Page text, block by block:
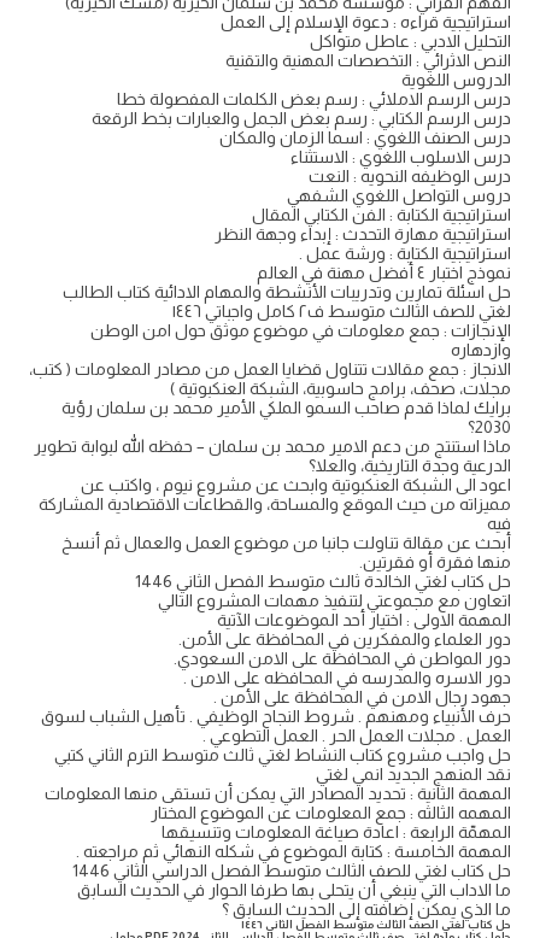
استراتيجية قراءه : دعوة الإسلام إلى العمل
التحليل الادبي : عاطل متواكل
النص الاثرائي : التخصصات المهنية والتقنية
الدروس اللغوية
درس الرسم الاملائي : رسم بعض الكلمات المفصولة خطا
درس الرسم الكتابي : رسم بعض الجمل والعبارات بخط الرقعة
درس الصنف اللغوي : اسما الزمان والمكان
درس الاسلوب اللغوي : الاستثناء
درس الوظيفه النحويه : النعت
دروس التواصل اللغوي الشفهي
استراتيجية الكتابة : الفن الكتابي المقال
استراتيجية مهارة التحدث : إبداء وجهة النظر
استراتيجية الكتابة : ورشة عمل .
نموذج اختبار ٤ أفضل مهنة في العالم
حل اسئلة تمارين وتدريبات الأنشطة والمهام الادائية كتاب الطالب
لغتي للصف الثالث متوسط ف٢ كامل واجباتي ١٤٤٦
الإنجازات : جمع معلومات في موضوع موثق حول امن الوطن
وازدهاره
الانجاز : جمع مقالات تتناول قضايا العمل من مصادر المعلومات ( کتب،
مجلات، صحف، برامج حاسوبية، الشبكة العنكبوتية )
برايك لماذا قدم صاحب السمو الملكي الأمير محمد بن سلمان رؤية
2030؟
ماذا استنتج من دعم الامير محمد بن سلمان – حفظه الله لبوابة تطوير
الدرعية وجدة التاريخية، والعلا؟
اعود الى الشبكة العنكبوتية وابحث عن مشروع نيوم ، واكتب عن
مميزاته من حيث الموقع والمساحة، والقطاعات الاقتصادية المشاركة
فيه
أبحث عن مقالة تناولت جانبا من موضوع العمل والعمال ثم أنسخ
منها فقرة أو فقرتين.
حل كتاب لغتي الخالدة ثالث متوسط الفصل الثاني 1446
اتعاون مع مجموعتي لتنفيذ مهمات المشروع التالي
المهمة الاولى : اختيار أحد الموضوعات الآتية
دور العلماء والمفكرين في المحافظة على الأمن.
دور المواطن في المحافظة على الامن السعودي.
دور الاسره والمدرسه في المحافظه على الامن .
جهود رجال الامن في المحافظة على الأمن .
حرف الأنبياء ومهنهم . شروط النجاح الوظيفي . تأهيل الشباب لسوق
العمل . مجلات العمل الحر . العمل التطوعي .
حل واجب مشروع كتاب النشاط لغتي ثالث متوسط الترم الثاني كتبي
نقد المنهج الجديد انمي لغتي
المهمة الثانية : تحديد المصادر التي يمكن أن تستقى منها المعلومات
المهمه الثالثه : جمع المعلومات عن الموضوع المختار
المهمّة الرابعة : اعادة صياغة المعلومات وتنسيقها
المهمة الخامسة : كتابة الموضوع في شكله النهائي ثم مراجعته .
حل كتاب لغتي للصف الثالث متوسط الفصل الدراسي الثاني 1446
ما الاداب التي ينبغي أن يتحلى بها طرفا الحوار في الحديث السابق
ما الذي يمكن إضافته إلى الحديث السابق ؟
حل كتاب لغتي الصف الثالث متوسط الفصل الثاني ١٤٤٦